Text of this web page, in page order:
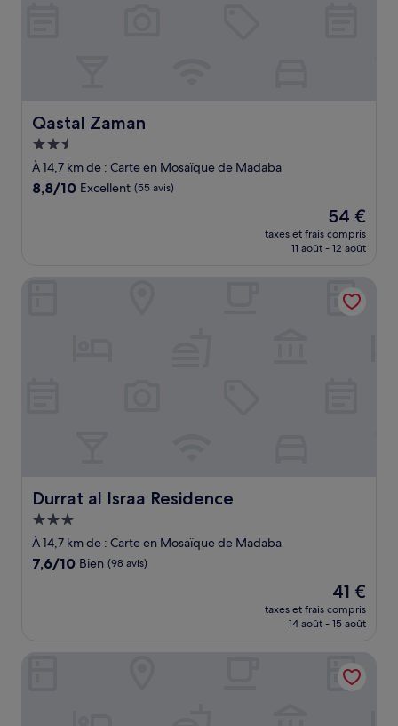
Qastal Zaman
Qastal Zaman
Hébergement
2.5 étoiles
À 14,7 km de : Carte en Mosaïque de Madaba
8.8
8,8/10 Excellent (55 avis)
Le
nouveau
prix
de
54 €
54 €
taxes et frais compris
11 août - 12 août
Durrat al Israa Residence
Durrat al Israa Residence
Hébergement
3.0 étoiles
À 14,7 km de : Carte en Mosaïque de Madaba
7.6
7,6/10 Bien (98 avis)
Le
nouveau
prix
de
41 €
41 €
taxes et frais compris
14 août - 15 août